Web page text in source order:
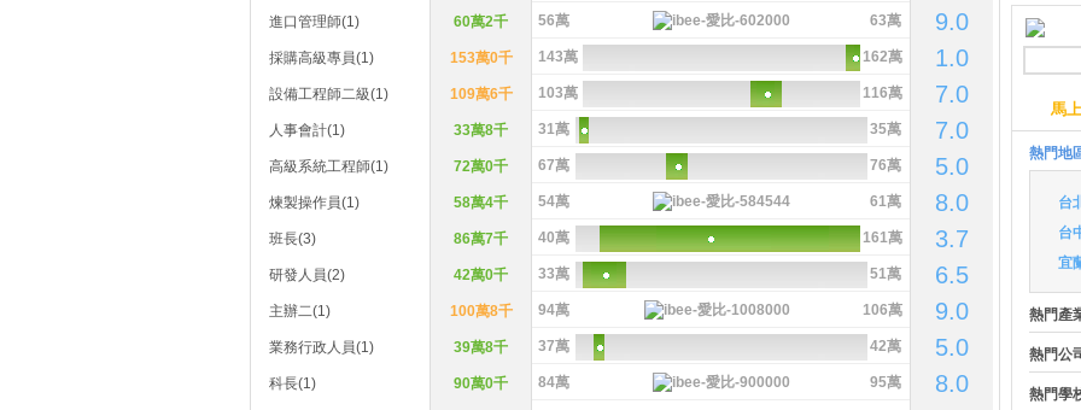
進口管理師(1) 60萬2千 56萬 63萬 9.0
採購高級專員(1) 153萬0千 143萬 162萬 1.0
設備工程師二級(1) 109萬6千 103萬 116萬 7.0
人事會計(1) 33萬8千 31萬 35萬 7.0
高級系統工程師(1) 72萬0千 67萬 76萬 5.0
煉製操作員(1) 58萬4千 54萬 61萬 8.0
班長(3) 86萬7千 40萬 161萬 3.7
研發人員(2) 42萬0千 33萬 51萬 6.5
主辦二(1) 100萬8千 94萬 106萬 9.0
業務行政人員(1) 39萬8千 37萬 42萬 5.0
科長(1) 90萬0千 84萬 95萬 8.0
馬
熱門地
台
台
宜
熱門產
熱門公
熱門學